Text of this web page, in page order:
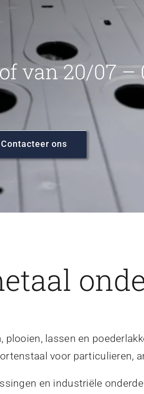
van 20/07 –
Contacteer ons
lassen en
voor particulieren,
en industriële